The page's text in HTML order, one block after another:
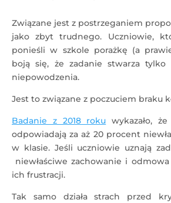
Związane jest z postrzeganiem
jako zbyt trudnego. Uczniowie,
ponieśli w szkole porażkę (a
boją się, że zadanie stwarza
niepowodzenia.
Jest to związane z poczuciem braku
Badanie z 2018 roku wykazało,
odpowiadają za aż 20 procent
w klasie. Jeśli uczniowie uznają
niewłaściwe zachowanie i
ich frustracji.
Tak samo działa strach przed